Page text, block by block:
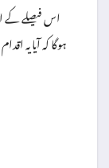
اس فیصلے کے
ہوگا کہ آیا یہ